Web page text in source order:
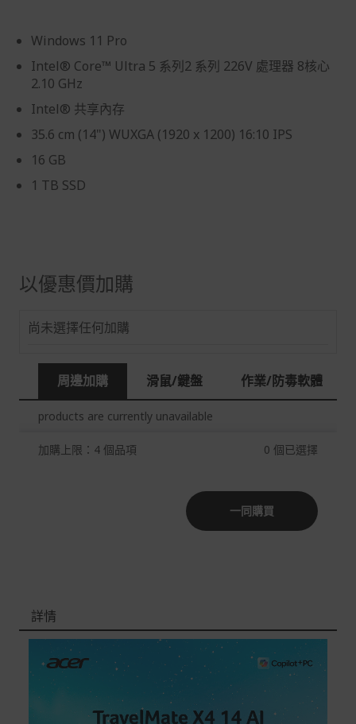
權向消費者收取相應的整新費用。
*遊戲光碟、軟體等影音商品屬智慧財產權之商品。依消費
者保護法第十九條第二項規定，一經拆封後恕不接受退換
貨。
如有相關退換貨服務需求，您可以透過專線或服務信箱聯
配送服務
在消費者完成訂單付款後兩個工作天內會安排訂單出貨，
外島的狀況，
您可以於「我的訂單」內查詢訂單出貨狀態 (路徑：我的帳
號 > 我的訂單)。
實際的到貨時間依配合的物流商做安排，在無特殊狀況下
可在出貨後的兩個工作天內送達。
預購商品依商品頁面上的出貨時間安排，且有可能因實際
Acer旗下品牌商品保固期限與說明請參考此連結：
s://www.acer.com/tw-zh/support/warranty/product-wa
如有相關保固問題以及售後服務問題，您可以透過專線或
服務信箱聯繫客服。
付款方式
本網站提供以下付款方式：
信用卡一次付清：支援Visa、Master Card及JCB卡
Windows 11 Pro
Intel® Core™ Ultra 5 系列2 系列 226V 處理器 8核心
2.10 GHz
Intel® 共享內存
35.6 cm (14") WUXGA (1920 x 1200) 16:10 IPS
16 GB
1 TB SSD
以優惠價加購
尚未選擇任何加購
周邊加購 滑鼠/鍵盤 作業/防毒軟體
products are currently unavailable
加購上限：4 個品項 0 個已選擇
一同購買
詳情